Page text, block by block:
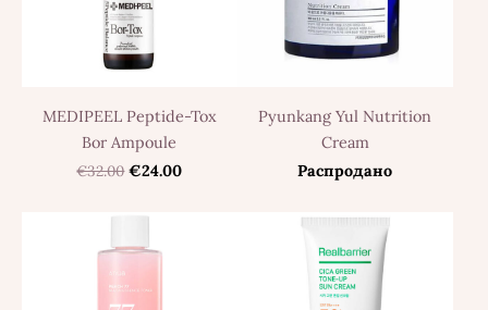
MEDIPEEL Peptide-Tox
Bor Ampoule
€32.00 €24.00
Pyunkang Yul Nutrition
Cream
Распродано